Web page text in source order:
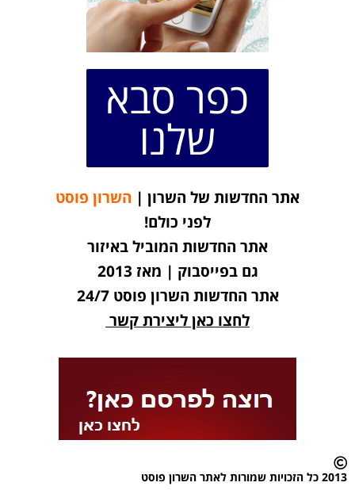
כפר סבא
שלנו
אתר החדשות של השרון | השרון פוסט
לפני כולם!
אתר החדשות המוביל באיזור
גם בפייסבוק | מאז 2013
אתר החדשות השרון פוסט 24/7
לחצו כאן ליצירת קשר
2013 כל הזכויות שמורות לאתר השרון פוסט